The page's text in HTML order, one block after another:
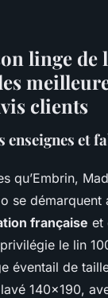
linge
clients
enseignes et
qu’Embrin,
se démarquent
française et
le lin
éventail de
140x190,